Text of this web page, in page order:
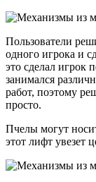
Пользователи
одного игрока и
это сделал игрок
занимался
работ, поэтому
просто.
Пчелы могут
этот лифт